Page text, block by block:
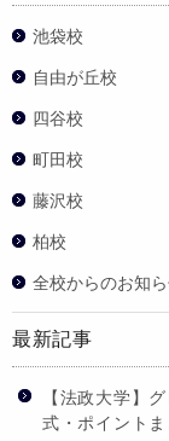
池袋校
自由が丘校
四谷校
町田校
藤沢校
柏校
全校からのお知
最新記事
【法政大学】
式・ポイントま